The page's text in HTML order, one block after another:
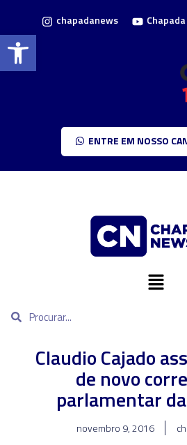
Barra de Ferramentas Aberta
chapadanews
ENTRE EM NOSSO
Claudio Cajado
de novo
parlamentar
novembro 9, 2016